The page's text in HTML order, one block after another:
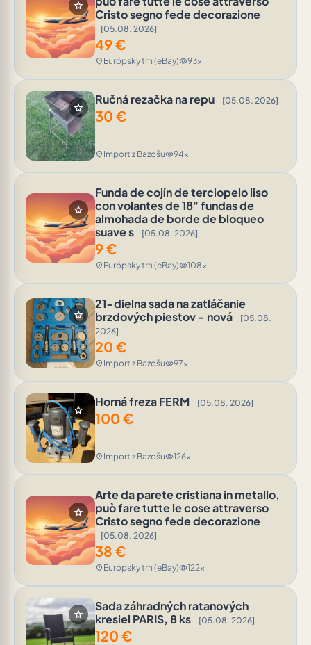
star
Cristo segno fede decorazione
[05.08. 2026]
49€
location_on Európsky trh (eBay)visibility93x
star
Ručná rezačka na repu [05.08. 2026]
30 €
location_on Import z Bazošuvisibility94x
star
Funda de cojín de terciopelo liso
con volantes de 18" fundas de
almohada de borde de bloqueo
suave s
[05.08. 2026]
9€
location_on Európsky trh (eBay)visibility108x
star
21-dielna sada na zatláčanie
brzdových piestov - nová
[05.08.
2026]
20 €
location_on Import z Bazošuvisibility97x
star
Horná freza FERM [05.08. 2026]
100 €
location_on Import z Bazošuvisibility126x
star
Arte da parete cristiana in metallo,
può fare tutte le cose attraverso
Cristo segno fede decorazione
[05.08. 2026]
38 €
location_on Európsky trh (eBay)visibility122x
star
Sada záhradných ratanových
kresiel PARIS, 8 ks
[05.08. 2026]
120 €